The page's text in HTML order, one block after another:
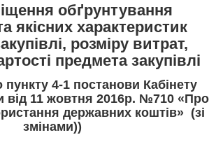
обґрунтування
якісних характеристик
розміру витрат,
предмета закупівлі
пункту 4-1 постанови Кабінету
від 11 жовтня 2016р. №710 «Про
державних коштів» (зі
змінами))